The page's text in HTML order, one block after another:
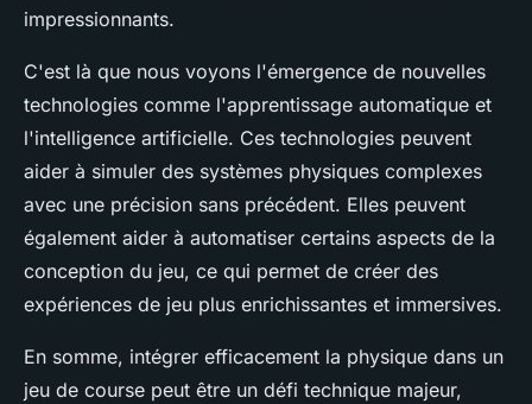
impressionnants.
C'est là que nous voyons l'émergence de nouvelles
technologies comme l'apprentissage automatique et
l'intelligence artificielle. Ces technologies peuvent
aider à simuler des systèmes physiques complexes
avec une précision sans précédent. Elles peuvent
également aider à automatiser certains aspects de la
conception du jeu, ce qui permet de créer des
expériences de jeu plus enrichissantes et immersives.
En somme, intégrer efficacement la physique dans un
jeu de course peut être un défi technique majeur,